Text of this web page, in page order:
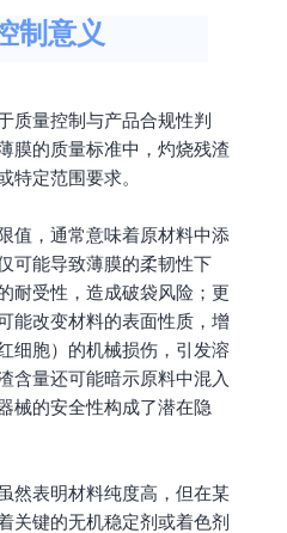
制意义
质量控制与产品合规性判
膜的质量标准中，灼烧残渣
特定范围要求。
值，通常意味着原材料中添
可能导致薄膜的柔韧性下
耐受性，造成破袋风险；更
能改变材料的表面性质，增
细胞）的机械损伤，引发溶
含量还可能暗示原料中混入
械的安全性构成了潜在隐
然表明材料纯度高，但在某
关键的无机稳定剂或着色剂